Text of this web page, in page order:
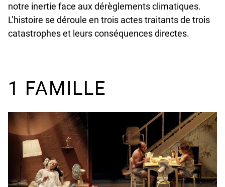
notre inertie face aux dérèglements climatiques.
L’histoire se déroule en trois actes traitants de trois
catastrophes et leurs conséquences directes.
1 FAMILLE